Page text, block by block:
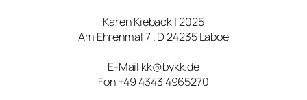
Karen Kieback | 2025
Am Ehrenmal 7 . D 24235 Laboe
E-Mail kk@bykk.de
Fon +49 4343 4965270